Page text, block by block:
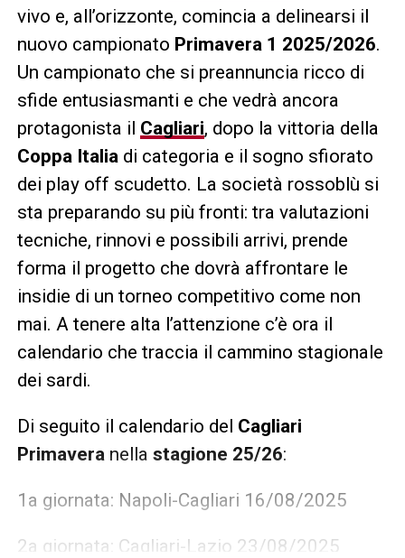
vivo e, all’orizzonte, comincia a delinearsi il
nuovo campionato Primavera 1 2025/2026.
Un campionato che si preannuncia ricco di
sfide entusiasmanti e che vedrà ancora
protagonista il Cagliari, dopo la vittoria della
Coppa Italia di categoria e il sogno sfiorato
dei play off scudetto. La società rossoblù si
sta preparando su più fronti: tra valutazioni
tecniche, rinnovi e possibili arrivi, prende
forma il progetto che dovrà affrontare le
insidie di un torneo competitivo come non
mai. A tenere alta l’attenzione c’è ora il
calendario che traccia il cammino stagionale
dei sardi.
Di seguito il calendario del Cagliari
Primavera nella stagione 25/26:
1a giornata: Napoli-Cagliari 16/08/2025
2a giornata: Cagliari-Lazio 23/08/2025